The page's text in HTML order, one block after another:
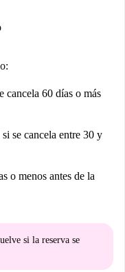
cancela 60 días o más
si se cancela entre 30 y
o menos antes de la
si la reserva se